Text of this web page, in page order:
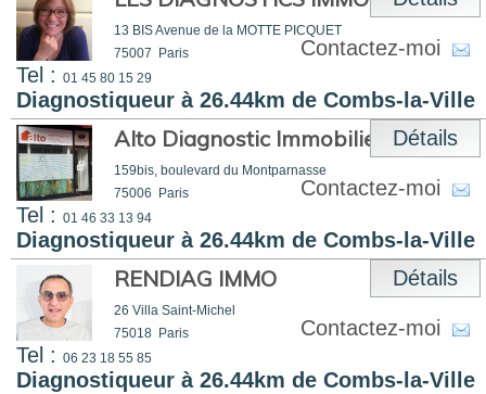
13 BIS Avenue de la MOTTE PICQUET
75007
Paris
Tel : 01 45 80 15 29
Diagnostiqueur à 26.44km de Combs-la-Ville
Contactez-moi
Alto Diagnostic Immobilier
159bis, boulevard du Montparnasse
75006
Paris
Tel : 01 46 33 13 94
Diagnostiqueur à 26.44km de Combs-la-Ville
Détails
Contactez-moi
RENDIAG IMMO
26 Villa Saint-Michel
75018 Paris
Tel : 06 23 18 55 85
Diagnostiqueur à 26.44km de Combs-la-Ville
Détails
Contactez-moi